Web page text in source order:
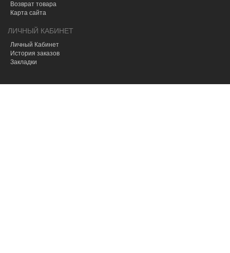
Возврат товара
Карта сайта
ЛИЧНЫЙ КАБИНЕТ
Личный Кабинет
История заказов
Закладки